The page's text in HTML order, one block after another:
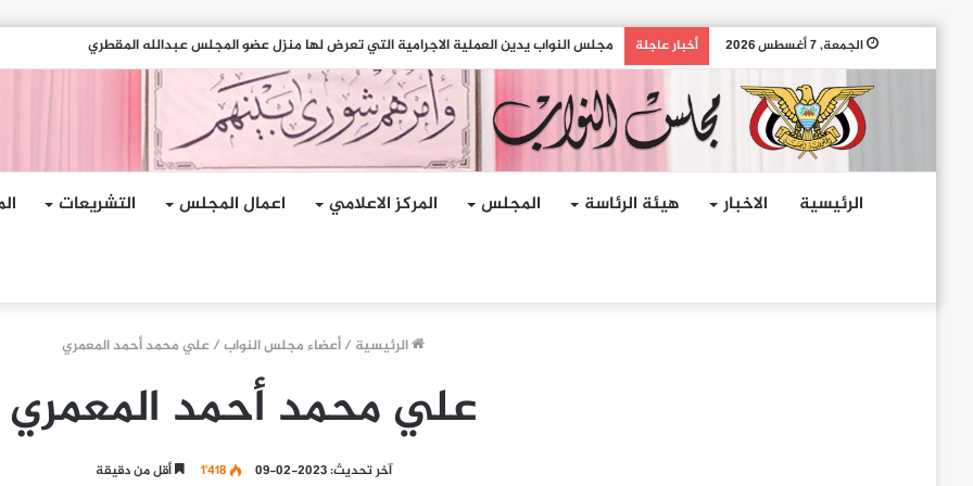
الجمعة, 7 أغسطس 2026 أخبار عاجلة مجلس النواب يدين الهجمات الإرهابية الحوثية التي استهدفت السفينة الهندية في البحر الأحمر
الرئيسية الاخبار هيئة الرئاسة المجلس المركز الاعلامي اعمال المجلس التشريعات
الرئيسية /أعضاء مجلس النواب/علي محمد أحمد المعمري
علي محمد أحمد المعمري
آخر تحديث: 2023-02-09 1٬418 أقل من دقيقة